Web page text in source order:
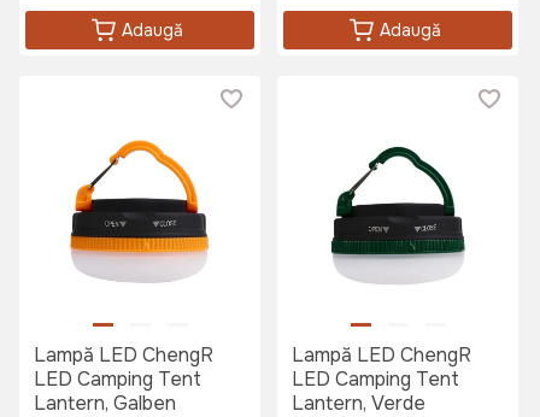
Adaugă Adaugă
Lampă LED ChengR
LED Camping Tent
Lantern, Galben
Lampă LED ChengR
LED Camping Tent
Lantern, Verde